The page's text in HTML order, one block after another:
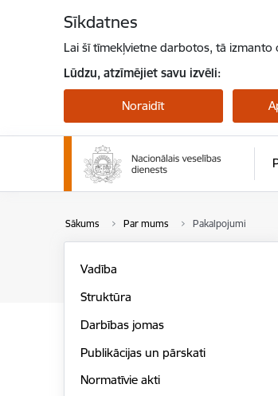
Sīkdatnes
Lai šī tīmekļvietne darbotos, tā
Lūdzu, atzīmējiet savu izvēli:
Noraidīt
Sākums Par mums Pakalpojumi
Vadība
Struktūra
Darbības jomas
Publikācijas un pārskati
Normatīvie akti